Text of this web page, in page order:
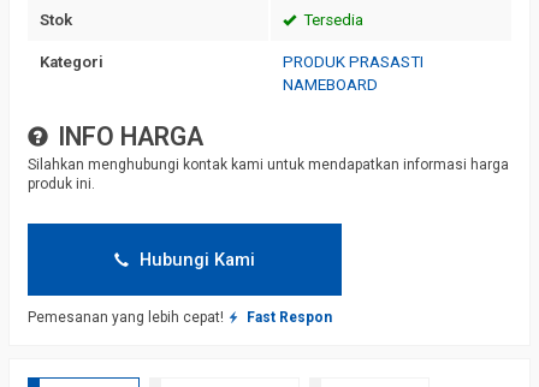
Stok Tersedia
Kategori
PRODUK PRASASTI
NAMEBOARD
INFO HARGA
Silahkan menghubungi kontak kami untuk mendapatkan informasi harga
produk ini.
Hubungi Kami
Pemesanan yang lebih cepat! Fast Respon